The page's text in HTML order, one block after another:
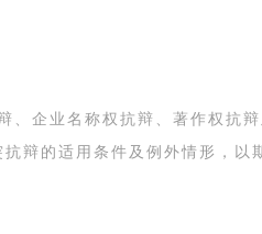
、企业名称权抗辩、著作权抗辩
辩的适用条件及例外情形，以